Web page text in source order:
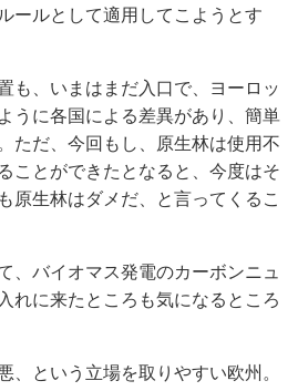
ールとして適用してこようとす
も、いまはまだ入口で、ヨーロッ
うに各国による差異があり、簡単
ただ、今回もし、原生林は使用不
ことができたとなると、今度はそ
原生林はダメだ、と言ってくるこ
、バイオマス発電のカーボンニュ
れに来たところも気になるところ
、という立場を取りやすい欧州。